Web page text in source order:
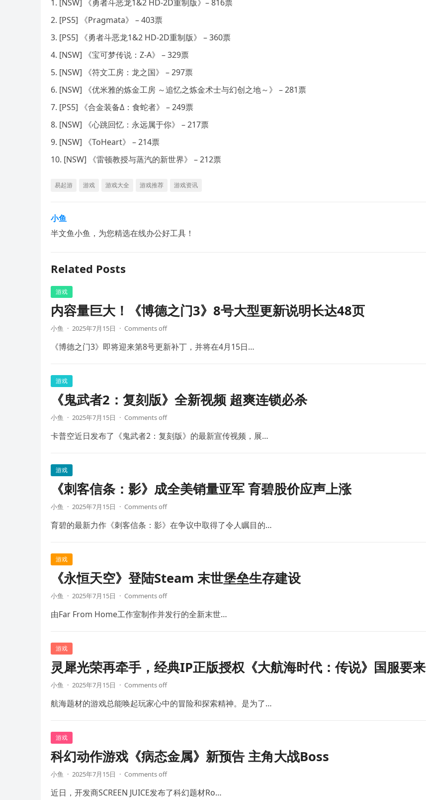
[NSW] 《勇者斗恶龙1&2 HD-2D重制版》– 816票
[PS5] 《Pragmata》 – 403票
[PS5] 《勇者斗恶龙1&2 HD-2D重制版》 – 360票
[NSW] 《宝可梦传说：Z-A》 – 329票
[NSW] 《符文工房：龙之国》 – 297票
[NSW] 《优米雅的炼金工房 ～追忆之炼金术士与幻创之地～》 – 281票
[PS5] 《合金装备Δ：食蛇者》 – 249票
[NSW] 《心跳回忆：永远属于你》 – 217票
[NSW] 《ToHeart》 – 214票
[NSW] 《雷顿教授与蒸汽的新世界》 – 212票
易起游 游戏 游戏大全 游戏推荐 游戏资讯
小鱼
半文鱼小鱼，为您精选在线办公好工具！
Related Posts
游戏
内容量巨大！《博德之门3》8号大型更新说明长达48页
小鱼 · 2025年7月15日 · Comments off
《博德之门3》即将迎来第8号更新补丁，并将在4月15日…
游戏
《鬼武者2：复刻版》全新视频 超爽连锁必杀
小鱼 · 2025年7月15日 · Comments off
卡普空近日发布了《鬼武者2：复刻版》的最新宣传视频，展…
游戏
《刺客信条：影》成全美销量亚军 育碧股价应声上涨
小鱼 · 2025年7月15日 · Comments off
育碧的最新力作《刺客信条：影》在争议中取得了令人瞩目的…
游戏
《永恒天空》登陆Steam 末世堡垒生存建设
小鱼 · 2025年7月15日 · Comments off
由Far From Home工作室制作并发行的全新末世…
游戏
灵犀光荣再牵手，经典IP正版授权《大航海时代：传说》国服要来
小鱼 · 2025年7月15日 · Comments off
航海题材的游戏总能唤起玩家心中的冒险和探索精神。是为了…
游戏
科幻动作游戏《病态金属》新预告 主角大战Boss
小鱼 · 2025年7月15日 · Comments off
近日，开发商SCREEN JUICE发布了科幻题材Ro…